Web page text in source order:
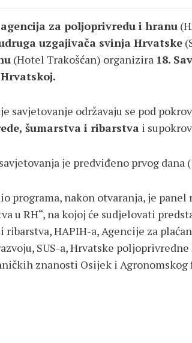
za poljoprivredu i hranu
uzgajivača svinja Hrvatske
(Hotel Trakošćan) organizira 18.
savjetovanje održavaju se pod
šumarstva i ribarstva i
je predviđeno prvog dana
programa, nakon otvaranja, je panel
u RH“, na kojoj će sudjelovati
ribarstva, HAPIH-a, Agencije za
SUS-a, Hrvatske
znanosti Osijek i Agronomskog